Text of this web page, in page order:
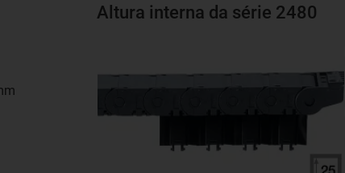
Altura interna da série 2480